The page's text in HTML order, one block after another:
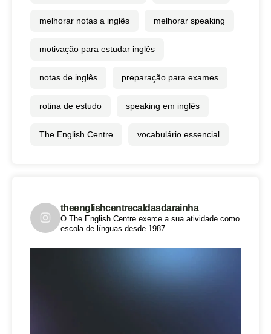
melhorar notas a inglês melhorar speaking
motivação para estudar inglês
notas de inglês preparação para exames
rotina de estudo speaking em inglês
The English Centre vocabulário essencial
theenglishcentrecaldasdarainha
O The English Centre exerce a sua atividade como
escola de línguas desde 1987.